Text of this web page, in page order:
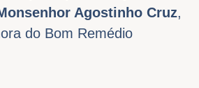
Agostinho Cruz,
do Bom Remédio